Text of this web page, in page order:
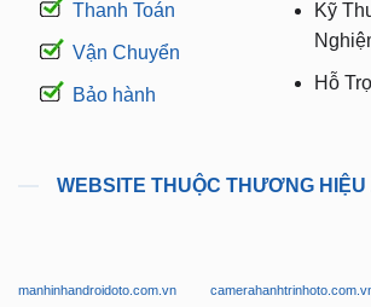
Thanh Toán
Vận Chuyển
Bảo hành
Kỹ
Hỗ
WEBSITE THUỘC THƯƠNG
manhinhandroidoto.com.vn